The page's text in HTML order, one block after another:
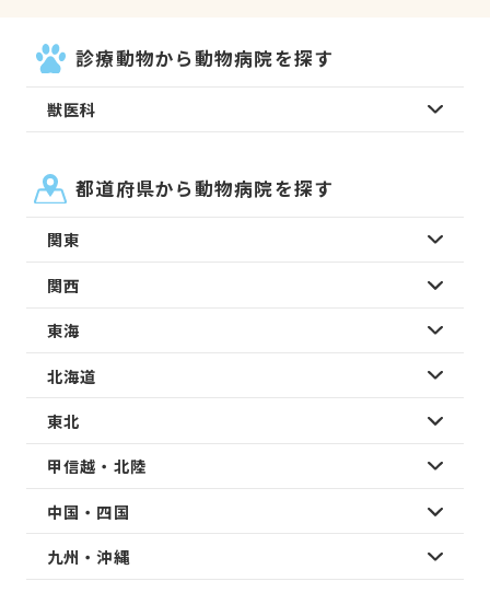
診療動物から動物病院を探す
獣医科
都道府県から動物病院を探す
関東
関西
東海
北海道
東北
甲信越・北陸
中国・四国
九州・沖縄